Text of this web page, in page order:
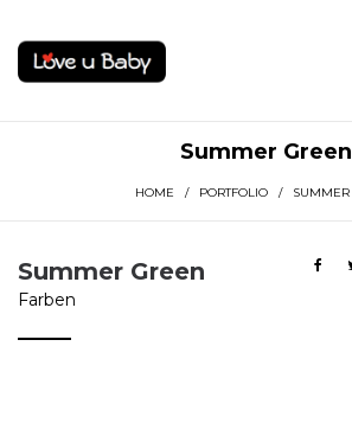
Summer Green
HOME / PORTFOLIO/ SUMMER
Summer Green
Farben